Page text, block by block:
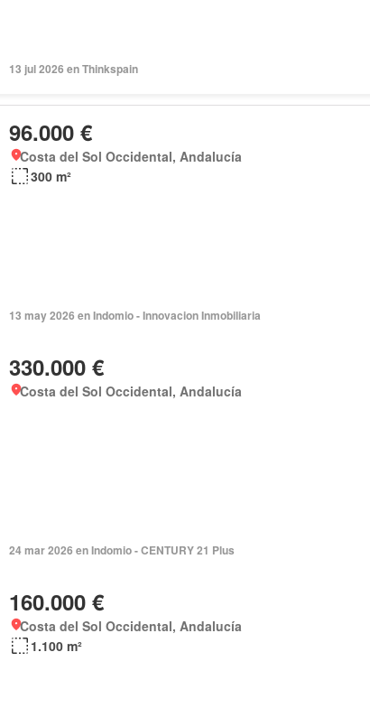
13 jul 2026 en Thinkspain
96.000 €
Costa del Sol Occidental, Andalucía
300 m²
13 may 2026 en Indomio - Innovacion Inmobiliaria
330.000 €
Costa del Sol Occidental, Andalucía
24 mar 2026 en Indomio - CENTURY 21 Plus
160.000 €
Costa del Sol Occidental, Andalucía
1.100 m²